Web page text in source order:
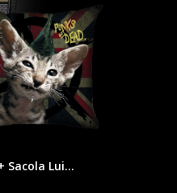
Sacola Lui...